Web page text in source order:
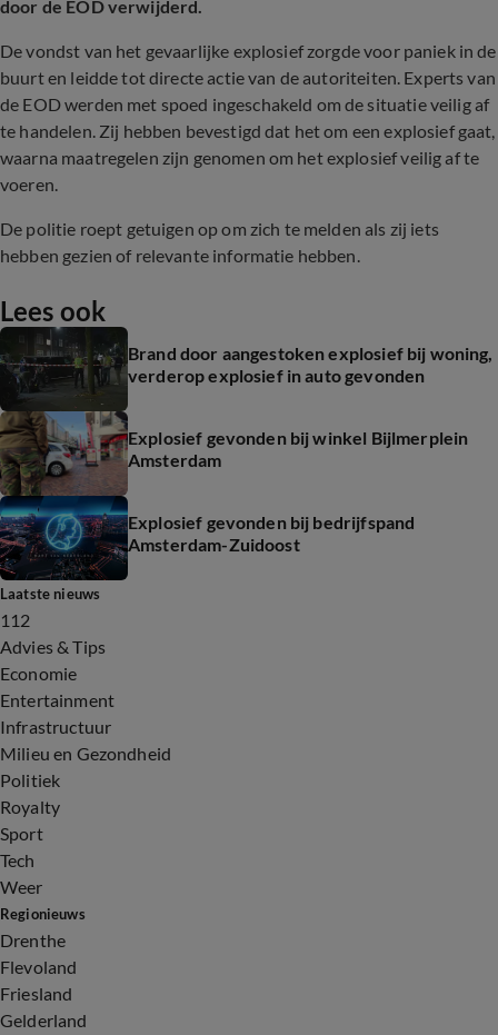
door de EOD verwijderd.
De vondst van het gevaarlijke explosief zorgde voor paniek in de
buurt en leidde tot directe actie van de autoriteiten. Experts van
de EOD werden met spoed ingeschakeld om de situatie veilig af
te handelen. Zij hebben bevestigd dat het om een explosief gaat,
waarna maatregelen zijn genomen om het explosief veilig af te
voeren.
De politie roept getuigen op om zich te melden als zij iets
hebben gezien of relevante informatie hebben.
Lees ook
Brand door aangestoken explosief bij woning,
verderop explosief in auto gevonden
Explosief gevonden bij winkel Bijlmerplein
Amsterdam
Explosief gevonden bij bedrijfspand
Amsterdam-Zuidoost
Laatste nieuws
112
Advies & Tips
Economie
Entertainment
Infrastructuur
Milieu en Gezondheid
Politiek
Royalty
Sport
Tech
Weer
Regionieuws
Drenthe
Flevoland
Friesland
Gelderland